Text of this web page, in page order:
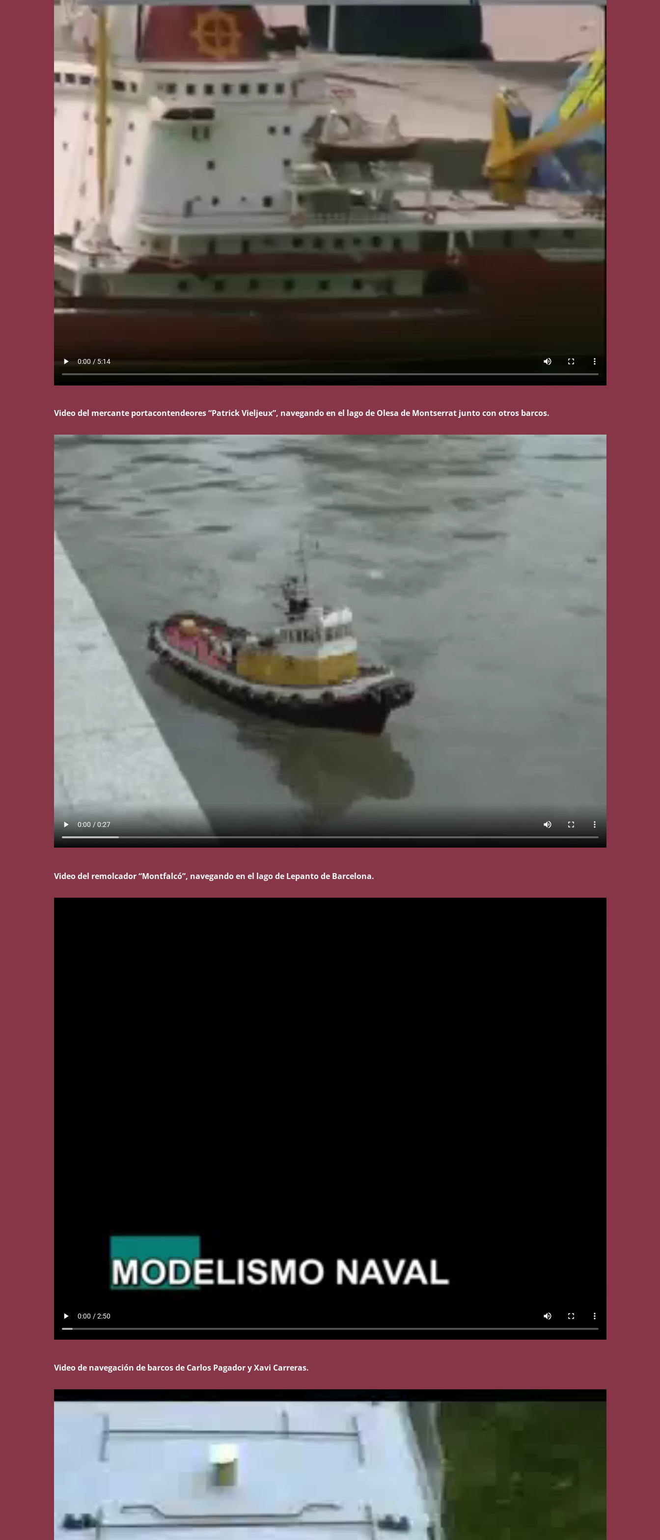
Video del mercante portacontendeores “Patrick Vieljeux”, navegando en el lago de Olesa de Montserrat junto con otros barcos.
Video del remolcador “Montfalcó”, navegando en el lago de Lepanto de Barcelona.
Video de navegación de barcos de Carlos Pagador y Xavi Carreras.